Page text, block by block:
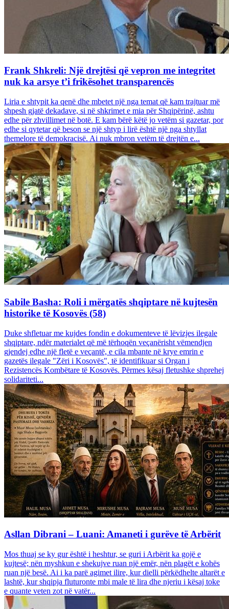
Frank Shkreli: Një drejtësi që vepron me integritet
nuk ka arsye t’i frikësohet transparencës
Liria e shtypit ka qenë dhe mbetet një nga temat që kam trajtuar më
shpesh gjatë dekadave, si në shkrimet e mia për Shqipërinë, ashtu
edhe për zhvillimet në botë. E kam bërë këtë jo vetëm si gazetar, por
edhe si qytetar që beson se një shtyp i lirë është një nga shtyllat
themelore të demokracisë. Ai nuk mbron vetëm të drejtën e...
Sabile Basha: Roli i mërgatës shqiptare në kujtesën
historike të Kosovës (58)
Duke shfletuar me kujdes fondin e dokumenteve të lëvizjes ilegale
shqiptare, ndër materialet që më tërhoqën veçanërisht vëmendjen
gjendej edhe një fletë e veçantë, e cila mbante në krye emrin e
gazetës ilegale "Zëri i Kosovës", të identifikuar si Organ i
Rezistencës Kombëtare të Kosovës. Përmes kësaj fletushke shprehej
solidariteti...
Asllan Dibrani – Luani: Amaneti i gurëve të Arbërit
Mos thuaj se ky gur është i heshtur, se guri i Arbërit ka gojë e
kujtesë; nën myshkun e shekujve ruan një emër, nën plagët e kohës
ruan një besë. Ai i ka parë agimet ilire, kur dielli përkëdhelte altarët e
lashtë, kur shqipja fluturonte mbi male të lira dhe njeriu i kësaj toke
e quante veten zot në vatër...